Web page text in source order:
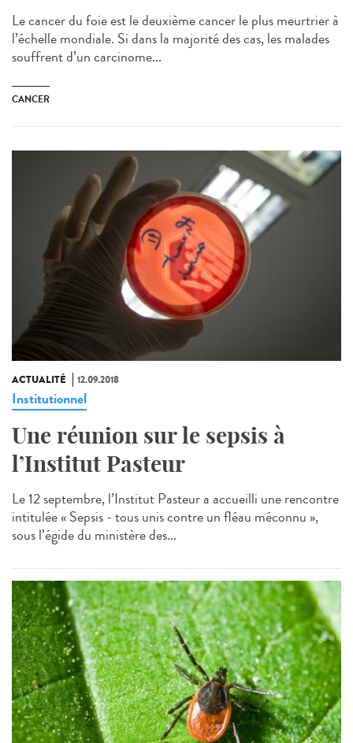
Le cancer du foie est le deuxième cancer le plus meurtrier à
l’échelle mondiale. Si dans la majorité des cas, les malades
souffrent d’un carcinome...
CANCER
ACTUALITÉ 12.09.2018
Institutionnel
Une réunion sur le sepsis à
l’Institut Pasteur
Le 12 septembre, l’Institut Pasteur a accueilli une rencontre
intitulée « Sepsis - tous unis contre un fléau méconnu »,
sous l’égide du ministère des...